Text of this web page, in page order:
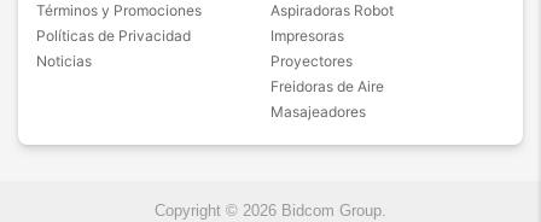
Términos y Promociones
Políticas de Privacidad
Noticias
Aspiradoras Robot
Impresoras
Proyectores
Freidoras de Aire
Masajeadores
Copyright © 2026 Bidcom Group.